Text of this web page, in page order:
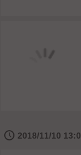
🕔 2018/11/10